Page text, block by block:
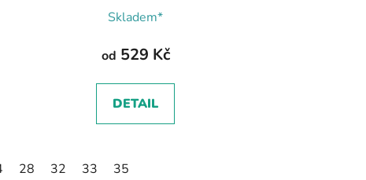
Skladem*
od 529 Kč
DETAIL
28 32 33 35